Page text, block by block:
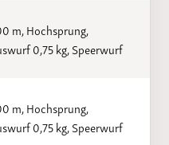
m, Hochsprung,
0,75 kg, Speerwurf
m, Hochsprung,
0,75 kg, Speerwurf